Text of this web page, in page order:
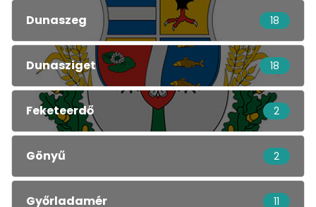
Dunaszeg 18
Dunasziget 18
Feketeerdő 2
Gönyű 2
Győrladamér 11